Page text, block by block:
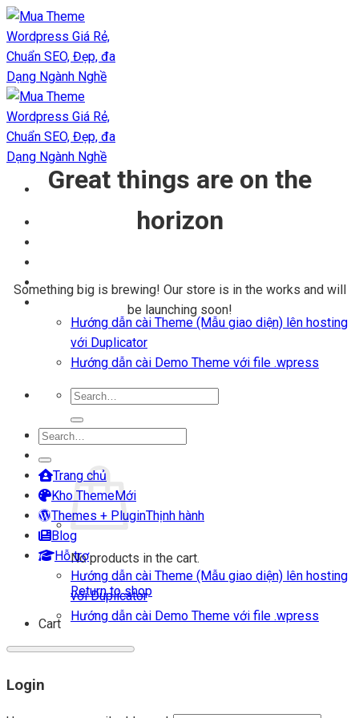
Chuyển
đến
nội
dung
Blog
Hướng dẫn cài Theme (Mẫu giao diện) lên hosting
với Duplicator
Hướng dẫn cài Demo Theme với file .wpress
Search
for:
Login
Cart
No products in the cart.
Return to shop
Cart
Great things are on the
horizon
Something big is brewing! Our store is in the works and will
be launching soon!
Search
for:
Trang chủ
Kho Theme
Themes + Plugin
Blog
Hỗ trợ
Hướng dẫn cài Theme (Mẫu giao diện) lên hosting
với Duplicator
Hướng dẫn cài Demo Theme với file .wpress
Login